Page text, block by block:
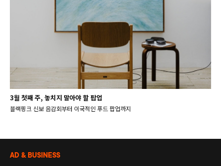
3월 첫째 주, 놓치지 말아야 할 팝업
블랙핑크 신보 음감회부터 이국적인 푸드 팝업까지
AD & BUSINESS